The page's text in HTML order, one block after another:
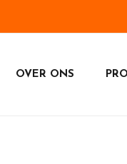
OVER ONS